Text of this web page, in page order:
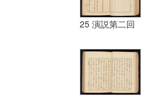
25 演説第二回